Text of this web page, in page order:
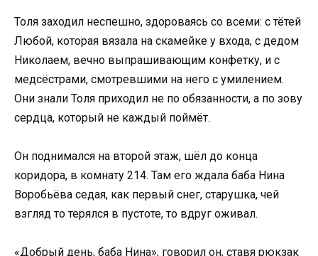
Толя заходил неспешно, здороваясь со всеми: с тётей
Любой, которая вязала на скамейке у входа, с дедом
Николаем, вечно выпрашивающим конфетку, и с
медсёстрами, смотревшими на него с умилением.
Они знали Толя приходил не по обязанности, а по зову
сердца, который не каждый поймёт.
Он поднимался на второй этаж, шёл до конца
коридора, в комнату 214. Там его ждала баба Нина
Воробьёва седая, как первый снег, старушка, чей
взгляд то терялся в пустоте, то вдруг оживал.
«Добрый день, баба Нина», говорил он, ставя рюкзак